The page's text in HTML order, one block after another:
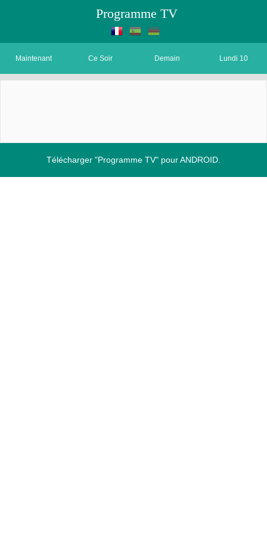
Programme TV
Maintenant Ce Soir Demain Lundi 10
Télécharger "Programme TV" pour ANDROID.